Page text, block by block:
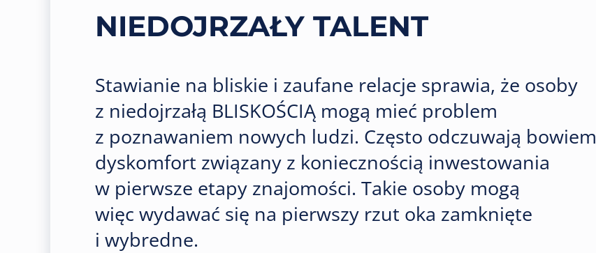
NIEDOJRZAŁY TALENT
Stawianie na bliskie i zaufane relacje sprawia, że osoby
z niedojrzałą BLISKOŚCIĄ mogą mieć problem
z poznawaniem nowych ludzi. Często odczuwają bowiem
dyskomfort związany z koniecznością inwestowania
w pierwsze etapy znajomości. Takie osoby mogą
więc wydawać się na pierwszy rzut oka zamknięte
i wybredne.